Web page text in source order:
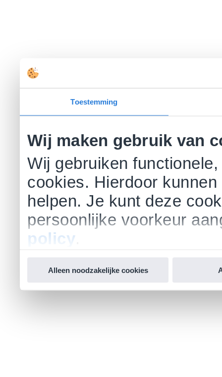
Toestemming
Wij maken gebruik van
Wij gebruiken
cookies. Hierdoor
helpen. Je kunt deze
persoonlijke voorkeur
policy
Alleen noodzakelijke cookies